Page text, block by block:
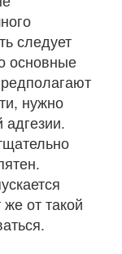
следует
основные
нужно
адгезии.
от такой